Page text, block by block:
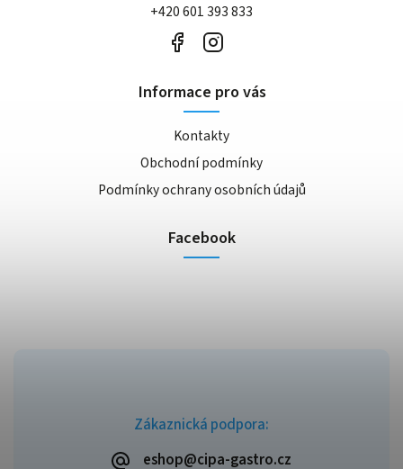
Zákaznická podpora:
eshop@cipa-gastro.cz
+420 601 393 833
Informace pro vás
Kontakty
Obchodní podmínky
Podmínky ochrany osobních údajů
Facebook